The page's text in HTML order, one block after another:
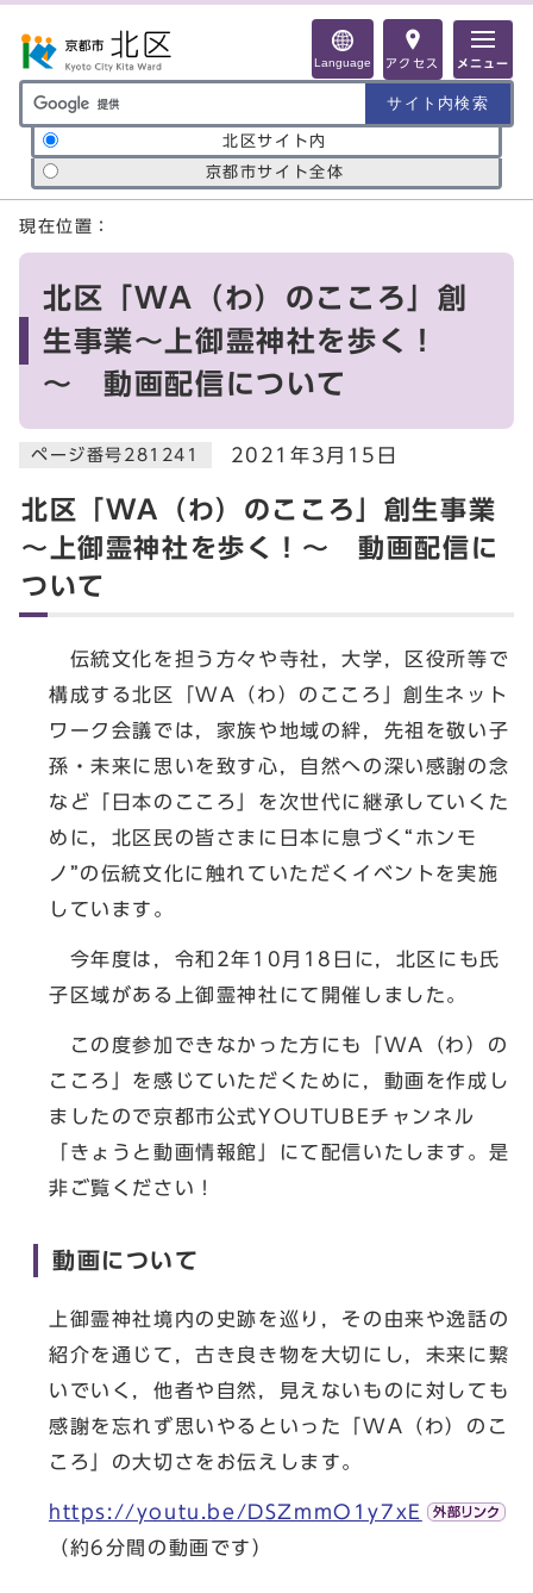
Language アクセス メニュー
サイト内検索の範囲
北区サイト内
京都市サイト全体
ここから本文です
現在位置：
北区「WA（わ）のこころ」創
生事業～上御霊神社を歩く！
～ 動画配信について
ページ番号281241 2021年3月15日
北区「WA（わ）のこころ」創生事業
～上御霊神社を歩く！～ 動画配信に
ついて
伝統文化を担う方々や寺社，大学，区役所等で
構成する北区「WA（わ）のこころ」創生ネット
ワーク会議では，家族や地域の絆，先祖を敬い子
孫・未来に思いを致す心，自然への深い感謝の念
など「日本のこころ」を次世代に継承していくた
めに，北区民の皆さまに日本に息づく“ホンモ
ノ”の伝統文化に触れていただくイベントを実施
しています。
今年度は，令和2年10月18日に，北区にも氏
子区域がある上御霊神社にて開催しました。
この度参加できなかった方にも「WA（わ）の
こころ」を感じていただくために，動画を作成し
ましたので京都市公式YOUTUBEチャンネル
「きょうと動画情報館」にて配信いたします。是
非ご覧ください！
動画について
上御霊神社境内の史跡を巡り，その由来や逸話の
紹介を通じて，古き良き物を大切にし，未来に繋
いでいく，他者や自然，見えないものに対しても
感謝を忘れず思いやるといった「WA（わ）のこ
ころ」の大切さをお伝えします。
https://youtu.be/DSZmmO1y7xE
（約6分間の動画です）